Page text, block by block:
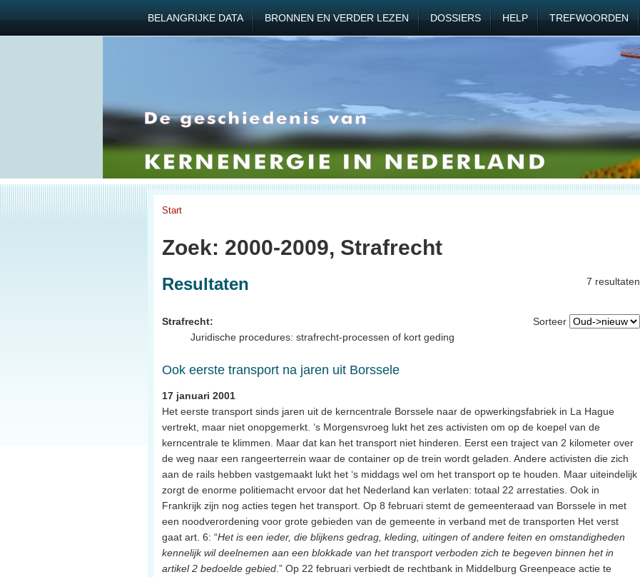
BELANGRIJKE DATA BRONNEN EN VERDER LEZEN DOSSIERS HELP TREFWOORDEN
Start
Zoek: 2000-2009, Strafrecht
7 resultaten
Resultaten
Sorteer
Strafrecht:
Juridische procedures: strafrecht-processen of kort geding
Ook eerste transport na jaren uit Borssele
17 januari 2001
Het eerste transport sinds jaren uit de kerncentrale Borssele naar de opwerkingsfabriek in La Hague
vertrekt, maar niet onopgemerkt. ‘s Morgensvroeg lukt het zes activisten om op de koepel van de
kerncentrale te klimmen. Maar dat kan het transport niet hinderen. Eerst een traject van 2 kilometer over
de weg naar een rangeerterrein waar de container op de trein wordt geladen. Andere activisten die zich
aan de rails hebben vastgemaakt lukt het ‘s middags wel om het transport op te houden. Maar uiteindelijk
zorgt de enorme politiemacht ervoor dat het Nederland kan verlaten: totaal 22 arrestaties. Ook in
Frankrijk zijn nog acties tegen het transport. Op 8 februari stemt de gemeenteraad van Borssele in met
een noodverordening voor grote gebieden van de gemeente in verband met de transporten Het verst
gaat art. 6: “Het is een ieder, die blijkens gedrag, kleding, uitingen of andere feiten en omstandigheden
kennelijk wil deelnemen aan een blokkade van het transport verboden zich te begeven binnen het in
artikel 2 bedoelde gebied .” Op 22 februari verbiedt de rechtbank in Middelburg Greenpeace actie te